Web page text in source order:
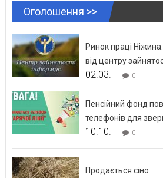
Оголошення >>
Ринок праці
від центру
02.03. 0
Пенсійний фонд
телефонів для
10.10. 0
Продається сіно